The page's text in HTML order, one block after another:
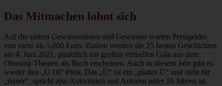
Das Mitmachen lohnt sich
Auf die sieben Gewinnerinnen und Gewinner warten Preisgelder
von mehr als 5.000 Euro. Zudem werden die 25 besten Geschichten
am 4. Juni 2021, pünktlich zur großen virtuellen Gala aus dem
Ohnsorg-Theater, als Buch erscheinen. Auch in diesem Jahr gibt es
wieder den „Ü 18“ Preis. Das „Ü“ ist ein „plattes Ü“ und steht für
„ünner“, spricht also Autorinnen und Autoren unter 18 Jahren an.